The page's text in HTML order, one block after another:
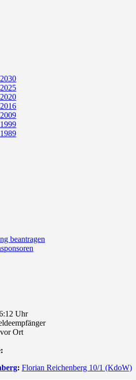
beantragen
Uhr
Ort
: Florian Reichenberg 10/1 (KdoW)